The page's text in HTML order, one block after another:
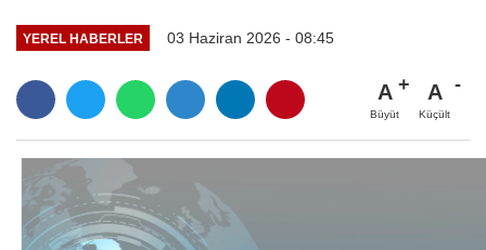
YEREL HABERLER 03 Haziran 2026 - 08:45
A
Büyüt
A
Küçült